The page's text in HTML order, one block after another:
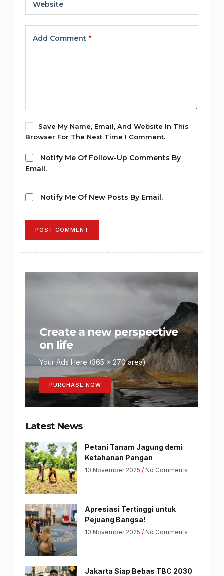
Website
Add Comment *
Save My Name, Email, And Website In This
Browser For The Next Time I Comment.
Notify Me Of Follow-Up Comments By
Email.
Notify Me Of New Posts By Email.
POST COMMENT
Create a new perspective
on life
Your Ads Here (365 x 270 area)
PURCHASE NOW
Latest News
Petani Tanam Jagung demi
Ketahanan Pangan
10 November 2025 No Comments
Apresiasi Tertinggi untuk
Pejuang Bangsa!
10 November 2025 No Comments
Jakarta Siap Bebas TBC 2030